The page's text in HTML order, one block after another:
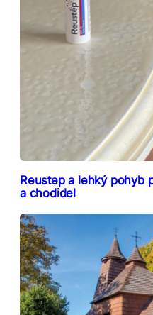
Reustep a lehký pohyb
a chodidel